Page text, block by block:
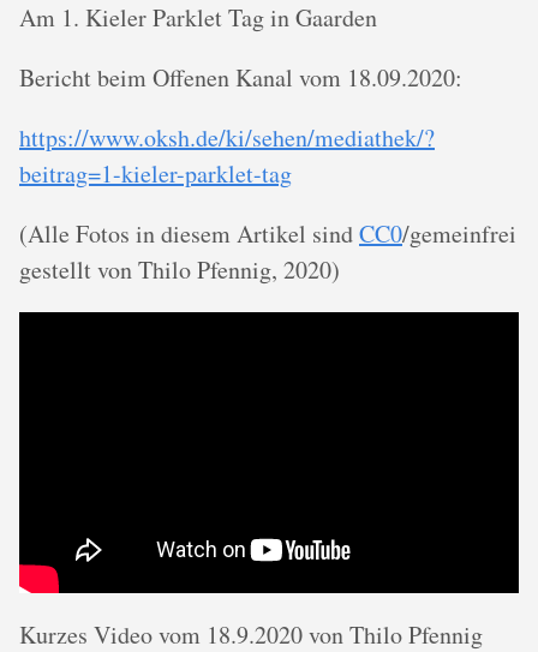
Am 1. Kieler Parklet Tag in Gaarden
Bericht beim Offenen Kanal vom 18.09.2020:
https://www.oksh.de/ki/sehen/mediathek/?
beitrag=1-kieler-parklet-tag
(Alle Fotos in diesem Artikel sindCC0/gemeinfrei
gestellt von Thilo Pfennig, 2020)
Kurzes Video vom 18.9.2020 von Thilo Pfennig